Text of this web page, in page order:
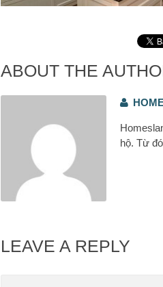
ABOUT THE
hộ. Từ
LEAVE A REPLY